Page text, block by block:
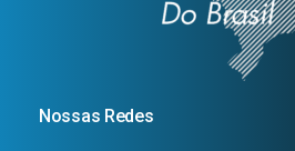
Nossas Redes